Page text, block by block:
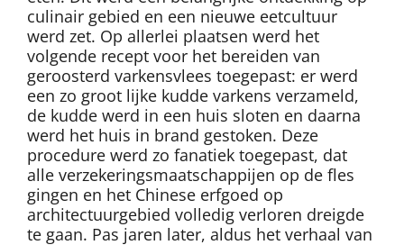
culinair gebied en een nieuwe eetcultuur
werd zet. Op allerlei plaatsen werd het
volgende recept voor het bereiden van
geroosterd varkensvlees toegepast: er werd
een zo groot lijke kudde varkens verzameld,
de kudde werd in een huis sloten en daarna
werd het huis in brand gestoken. Deze
procedure werd zo fanatiek toegepast, dat
alle verzekeringsmaatschappijen op de fles
gingen en het Chinese erfgoed op
architectuurgebied volledig verloren dreigde
te gaan. Pas jaren later, aldus het verhaal van